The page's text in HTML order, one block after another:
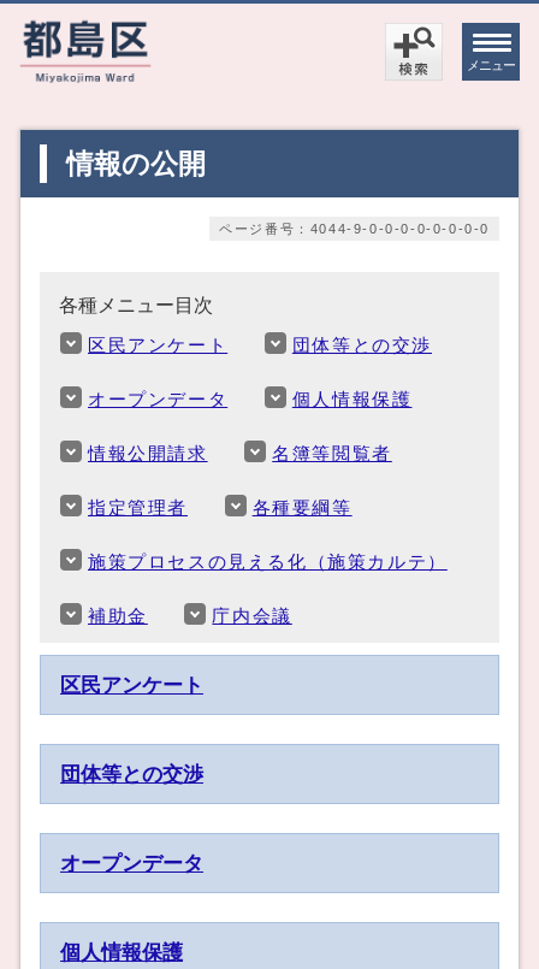
メニュー
情報の公開
ページ番号：4044-9-0-0-0-0-0-0-0-0
各種メニュー目次
区民アンケート 団体等との交渉
オープンデータ 個人情報保護
情報公開請求 名簿等閲覧者
指定管理者 各種要綱等
施策プロセスの見える化（施策カルテ）
補助金 庁内会議
区民アンケート
団体等との交渉
オープンデータ
個人情報保護